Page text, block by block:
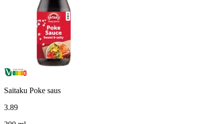
Saitaku Poke saus
3.89